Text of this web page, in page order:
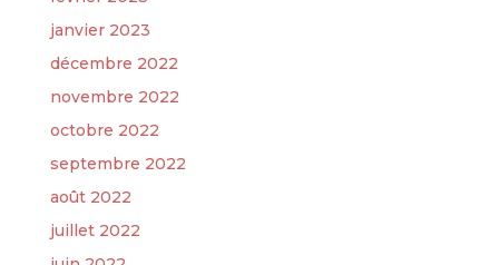
janvier 2023
décembre 2022
novembre 2022
octobre 2022
septembre 2022
août 2022
juillet 2022